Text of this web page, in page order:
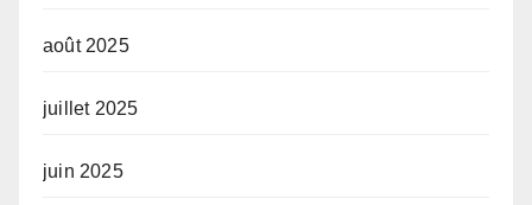
août 2025
juillet 2025
juin 2025